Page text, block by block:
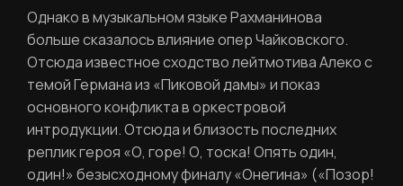
Однако в музыкальном языке Рахманинова
больше сказалось влияние опер Чайковского.
Отсюда известное сходство лейтмотива Алеко с
темой Германа из «Пиковой дамы» и показ
основного конфликта в оркестровой
интродукции. Отсюда и близость последних
реплик героя «О, горе! О, тоска! Опять один,
один!» безысходному финалу «Онегина» («Позор!
Отправить
Вход в личный кабинет